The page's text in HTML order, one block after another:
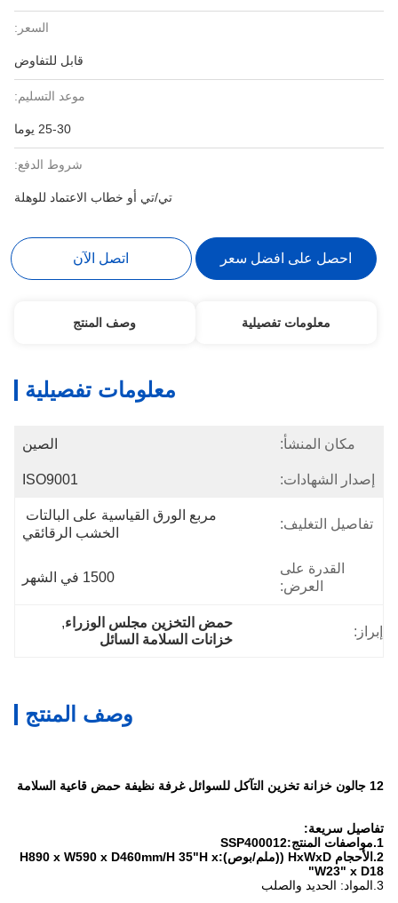
السعر:
قابل للتفاوض
موعد التسليم:
25-30 يوما
شروط الدفع:
تي/تي أو خطاب الاعتماد للوهلة
احصل على افضل سعر اتصل الآن
معلومات تفصيلية وصف المنتج
معلومات تفصيلية
مكان المنشأ: الصين
إصدار الشهادات: ISO9001
تفاصيل التغليف:
مربع الورق القياسية على البالتات
الخشب الرقائقي
القدرة على
العرض:
1500 في الشهر
إبراز:
حمض التخزين مجلس الوزراء,
خزانات السلامة السائل
وصف المنتج
12 جالون خزانة تخزين التآكل للسوائل غرفة نظيفة حمض قاعية السلامة
تفاصيل سريعة:
1. مواصفات المنتج:SSP400012
2. الأحجام HxWxD ((ملم/بوص):
H890 x W590 x D460mm/H 35"H x
W23" x D18"
المواد: الحديد والصلب